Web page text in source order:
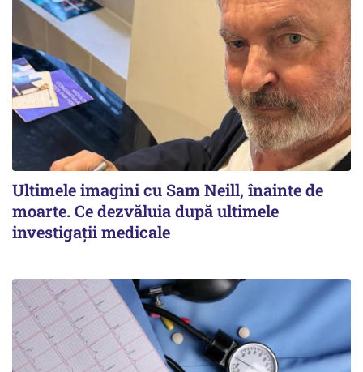
Ultimele imagini cu Sam Neill, înainte de
moarte. Ce dezvăluia după ultimele
investigații medicale